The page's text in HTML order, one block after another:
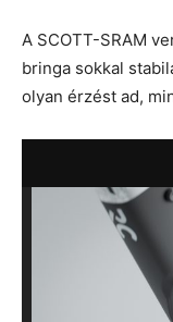
A SCOTT-SRAM
bringa sokkal
olyan érzést ad,